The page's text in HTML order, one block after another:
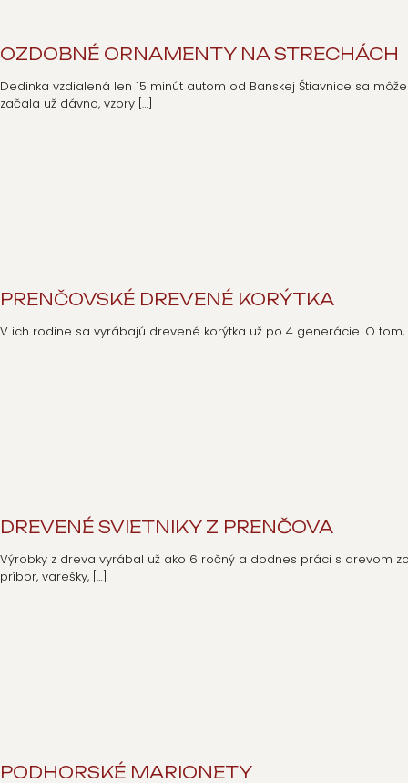
OZDOBNÉ ORNAMENTY NA STRECHÁCH
Dedinka vzdialená len 15 minút autom od Banskej Štiavnice sa
začala už dávno, vzory […]
PRENČOVSKÉ DREVENÉ KORÝTKA
V ich rodine sa vyrábajú drevené korýtka už po 4 generácie. O
DREVENÉ SVIETNIKY Z PRENČOVA
Výrobky z dreva vyrábal už ako 6 ročný a dodnes práci s drevom
príbor, varešky, […]
PODHORSKÉ MARIONETY